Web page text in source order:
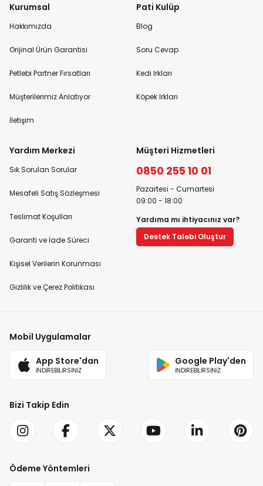
Kurumsal
Hakkımızda
Orijinal Ürün Garantisi
Petlebi Partner Fırsatları
Müşterilerimiz Anlatıyor
İletişim
Pati Kulüp
Blog
Soru Cevap
Kedi Irkları
Köpek Irkları
Yardım Merkezi
Sık Sorulan Sorular
Mesafeli Satış Sözleşmesi
Teslimat Koşulları
Garanti ve İade Süreci
Kişisel Verilerin Korunması
Gizlilik ve Çerez Politikası
Müşteri Hizmetleri
0850 255 10 01
Pazartesi - Cumartesi
09:00 - 18:00
Yardıma mı ihtiyacınız var?
Destek Talebi Oluştur
Mobil Uygulamalar
App Store'dan
İNDİREBİLİRSİNİZ
Google Play'den
İNDİREBİLİRSİNİZ
Bizi Takip Edin
Ödeme Yöntemleri